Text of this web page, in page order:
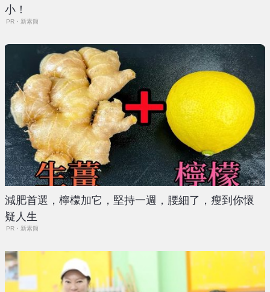
小！
PR・新素簡
減肥首選，檸檬加它，堅持一週，腰細了，瘦到你懷
疑人生
PR・新素簡